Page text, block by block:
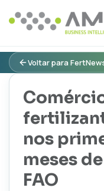
Voltar para
nos
meses
FAO